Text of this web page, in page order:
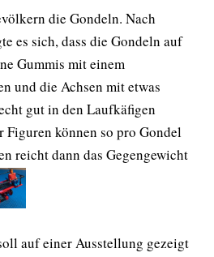
die Gondeln. Nach
es sich, dass die Gondeln auf
Gummis mit einem
und die Achsen mit etwas
gut in den Laufkäfigen
können so pro Gondel
reicht dann das Gegengewicht
auf einer Ausstellung gezeigt